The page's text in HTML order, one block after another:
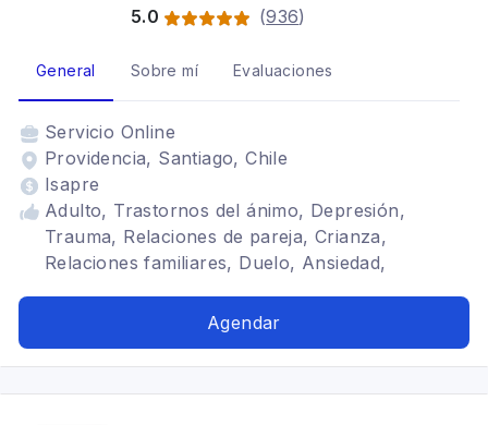
5.0
(936)
General Sobre mí Evaluaciones
Servicio Online
Providencia, Santiago, Chile
Isapre
Adulto, Trastornos del ánimo, Depresión,
Trauma, Relaciones de pareja, Crianza,
Relaciones familiares, Duelo, Ansiedad,
Menopausia, Estrés postraumático
Agendar